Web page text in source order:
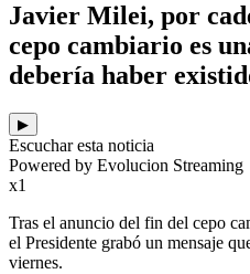
Javier Milei, por
cepo cambiario es
debería haber
▶
Escuchar esta noticia
Powered by Evolucion Streaming
x1
Tras el anuncio del fin del cepo
el Presidente grabó un mensaje
viernes.